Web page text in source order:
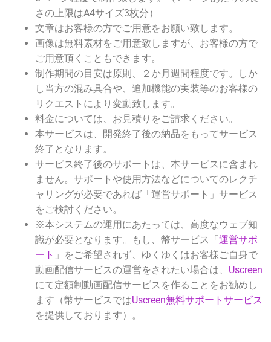
さの上限はA4サイズ3枚分）
文章はお客様の方でご用意をお願い致します。
画像は無料素材をご用意致しますが、お客様の方で
ご用意頂くこともできます。
制作期間の目安は原則、２か月週間程度です。しか
し当方の混み具合や、追加機能の実装等のお客様の
リクエストにより変動致します。
料金については、お見積りをご請求ください。
本サービスは、開発終了後の納品をもってサービス
終了となります。
サービス終了後のサポートは、本サービスに含まれ
ません。サポートや使用方法などについてのレクチ
ャリングが必要であれば「運営サポート」サービス
をご検討ください。
※本システムの運用にあたっては、高度なウェブ知
識が必要となります。もし、幣サービス「 運営サポ
ート 」をご希望されず、ゆくゆくはお客様ご自身で
動画配信サービスの運営をされたい場合は、 Uscreen
にて定額制動画配信サービスを作ることをお勧めし
ます（幣サービスではUscreen無料サポートサービス
を提供しております）。